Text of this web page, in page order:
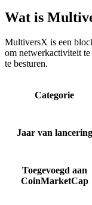
Wat is
MultiversX is een
om netwerkactiviteit
te besturen.
Categorie
Jaar van lancering
Toegevoegd aan
CoinMarketCap